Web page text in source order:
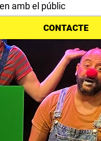
amb el públic
CONTACTE